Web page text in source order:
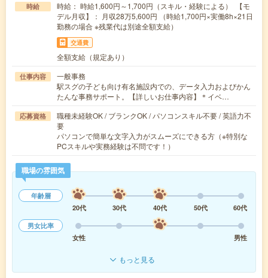
時給
時給： 時給1,600円～1,700円（スキル・経験による） 【モ
デル月収】： 月収28万5,600円 （時給1,700円×実働8h×21日
勤務の場合 ※残業代は別途全額支給）
交通費
全額支給（規定あり）
仕事内容
一般事務
駅スグの子ども向け有名施設内での、データ入力およびかん
たんな事務サポート。【詳しいお仕事内容】＊イベ…
応募資格
職種未経験OK / ブランクOK / パソコンスキル不要 / 英語力不
要
パソコンで簡単な文字入力がスムーズにできる方（※特別な
PCスキルや実務経験は不問です！）
職場の雰囲気
年齢層
20代
30代 40代 50代
60代
男女比率
女性
男性
もっと見る